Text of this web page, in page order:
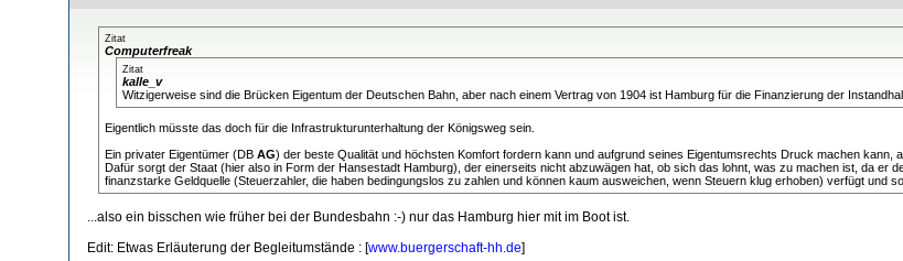
Zitat
Computerfreak
Zitat
kalle_v
Witzigerweise sind die Brücken Eigentum der Deutschen Bahn, aber nach einem Vertrag von 1904 ist Hamburg für die Finanzierung der
Eigentlich müsste das doch für die Infrastrukturunterhaltung der Königsweg sein.
Ein privater Eigentümer (DB AG) der beste Qualität und höchsten Komfort fordern kann und aufgrund seines Eigentumsrechts Druck machen kann,
Dafür sorgt der Staat (hier also in Form der Hansestadt Hamburg), der einerseits nicht abzuwägen hat, ob sich das lohnt, was zu machen ist, da er
finanzstarke Geldquelle (Steuerzahler, die haben bedingungslos zu zahlen und können kaum ausweichen, wenn Steuern klug erhoben) verfügt und
...also ein bisschen wie früher bei der Bundesbahn :-) nur das Hamburg hier mit im Boot ist.
Edit: Etwas Erläuterung der Begleitumstände : [www.buergerschaft-hh.de]